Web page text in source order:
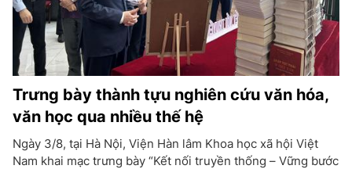
Trưng bày thành tựu nghiên cứu văn hóa,
văn học qua nhiều thế hệ
Ngày 3/8, tại Hà Nội, Viện Hàn lâm Khoa học xã hội Việt
Nam khai mạc trưng bày “Kết nối truyền thống – Vững bước